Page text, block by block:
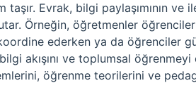
Evrak, bilgi paylaşımının ve
Örneğin, öğretmenler
ederken ya da öğrenciler
akışını ve toplumsal öğrenmeyi
öğrenme teorilerini ve